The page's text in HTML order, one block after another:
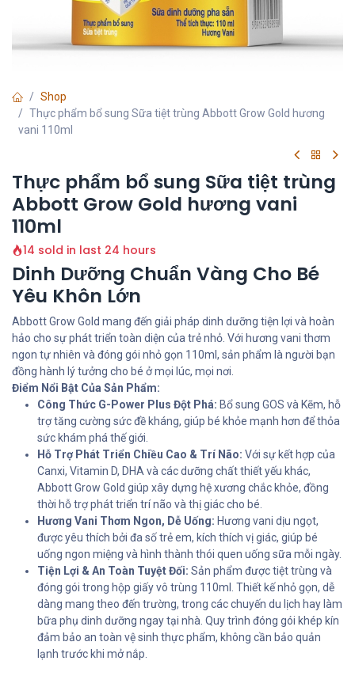
Shop
Thực phẩm bổ sung Sữa tiệt trùng Abbott Grow Gold hương
vani 110ml
Thực phẩm bổ sung Sữa tiệt trùng
Abbott Grow Gold hương vani
110ml
14 sold in last 24 hours
Dinh Dưỡng Chuẩn Vàng Cho Bé
Yêu Khôn Lớn
Abbott Grow Gold mang đến giải pháp dinh dưỡng tiện lợi và hoàn
hảo cho sự phát triển toàn diện của trẻ nhỏ. Với hương vani thơm
ngon tự nhiên và đóng gói nhỏ gọn 110ml, sản phẩm là người bạn
đồng hành lý tưởng cho bé ở mọi lúc, mọi nơi.
Điểm Nổi Bật Của Sản Phẩm:
Công Thức G-Power Plus Đột Phá: Bổ sung GOS và Kẽm, hỗ
trợ tăng cường sức đề kháng, giúp bé khỏe mạnh hơn để thỏa
sức khám phá thế giới.
Hỗ Trợ Phát Triển Chiều Cao & Trí Não: Với sự kết hợp của
Canxi, Vitamin D, DHA và các dưỡng chất thiết yếu khác,
Abbott Grow Gold giúp xây dựng hệ xương chắc khỏe, đồng
thời hỗ trợ phát triển trí não và thị giác cho bé.
Hương Vani Thơm Ngon, Dễ Uống: Hương vani dịu ngọt,
được yêu thích bởi đa số trẻ em, kích thích vị giác, giúp bé
uống ngon miệng và hình thành thói quen uống sữa mỗi ngày.
Tiện Lợi & An Toàn Tuyệt Đối: Sản phẩm được tiệt trùng và
đóng gói trong hộp giấy vô trùng 110ml. Thiết kế nhỏ gọn, dễ
dàng mang theo đến trường, trong các chuyến du lịch hay làm
bữa phụ dinh dưỡng ngay tại nhà. Quy trình đóng gói khép kín
đảm bảo an toàn vệ sinh thực phẩm, không cần bảo quản
lạnh trước khi mở nắp.